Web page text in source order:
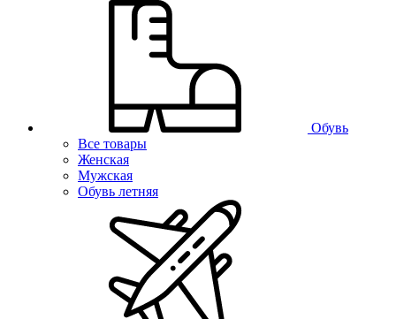
Обувь
Все товары
Женская
Мужская
Обувь летняя